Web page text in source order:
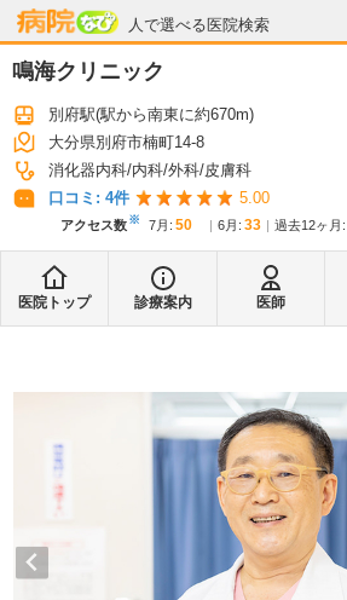
人で選べる医院検索
病院なび
鳴海クリニック
別府駅(駅から南東に約670m)
大分県別府市楠町14-8
消化器内科 内科 外科 皮膚科
口コミ: 4件 5.00
アクセス数※ 7月 : 50 6月 : 33 過去12ヶ月:
医院トップ 診療案内 医師